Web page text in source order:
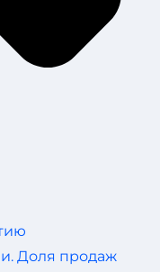
Доля продаж